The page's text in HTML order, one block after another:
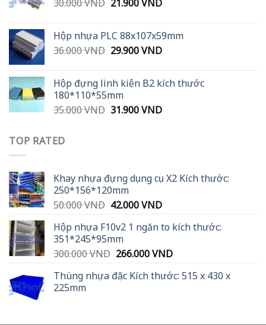
30.000 VND.21.900 VND.
Hộp nhựa PLC 88x107x59mm
36.000VND Original
36.000 VND.
29.900VNDCurrent
29.900 VND.
Hộp đựng linh kiện B2 kích thước
180*110*55mm
35.000VND Original
31.900VNDCurrent
TOP RATED
Khay nhựa đựng dụng cụ X2 Kích thước:
250*156*120mm
50.000VND Original
was:
50.000 VND.
42.000VNDCurrent
is:
Hộp nhựa F10v2 1 ngăn to kích thước:
351*245*95mm
300.000VND Original
was:
266.000VNDCurrent
is:
Thùng nhựa đặc Kích thước: 515 x 430 x
225mm